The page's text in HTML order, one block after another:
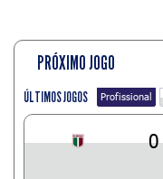
PRÓXIMO JOGO
ÚLTIMOS JOGOS Profissional
0